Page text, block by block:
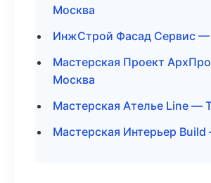
Москва
ИнжСтрой Фасад Сервис —
Мастерская Проект
Москва
Мастерская Ателье Line —
Мастерская Интерьер Build